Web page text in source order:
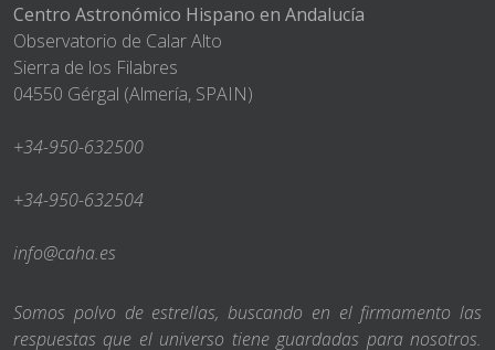
Centro Astronómico Hispano en Andalucía
Observatorio de Calar Alto
Sierra de los Filabres
04550 Gérgal (Almería, SPAIN)
+34-950-632500
+34-950-632504
info@caha.es
Somos polvo de estrellas, buscando en el firmamento las
respuestas que el universo tiene guardadas para nosotros.